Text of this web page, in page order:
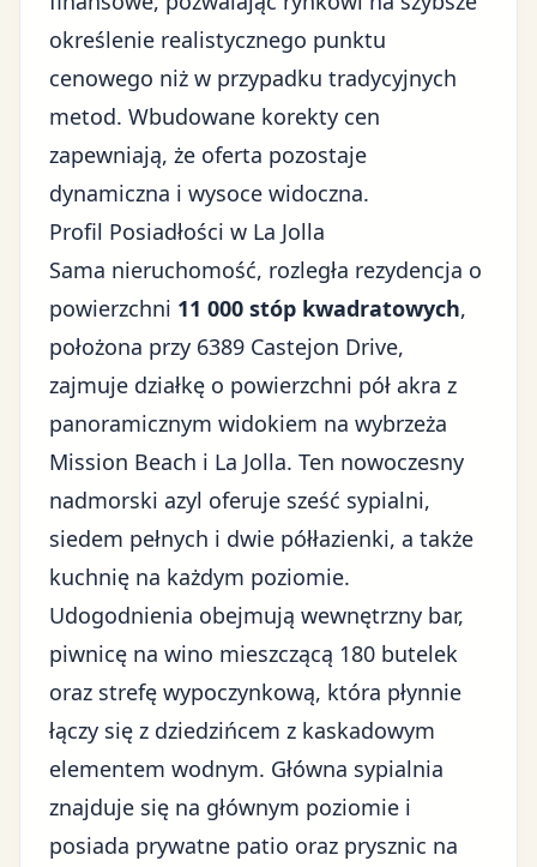
określenie realistycznego punktu
cenowego niż w przypadku tradycyjnych
metod. Wbudowane korekty cen
zapewniają, że oferta pozostaje
dynamiczna i wysoce widoczna.
Profil Posiadłości w La Jolla
Sama nieruchomość, rozległa rezydencja o
powierzchni 11 000 stóp kwadratowych,
położona przy 6389 Castejon Drive,
zajmuje działkę o powierzchni pół akra z
panoramicznym widokiem na wybrzeża
Mission Beach i La Jolla. Ten nowoczesny
nadmorski azyl oferuje sześć sypialni,
siedem pełnych i dwie półłazienki, a także
kuchnię na każdym poziomie.
Udogodnienia obejmują wewnętrzny bar,
piwnicę na wino mieszczącą 180 butelek
oraz strefę wypoczynkową, która płynnie
łączy się z dziedzińcem z kaskadowym
elementem wodnym. Główna sypialnia
znajduje się na głównym poziomie i
posiada prywatne patio oraz prysznic na